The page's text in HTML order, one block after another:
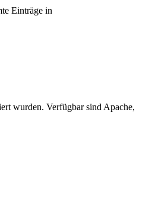
Einträge in
wurden. Verfügbar sind Apache,